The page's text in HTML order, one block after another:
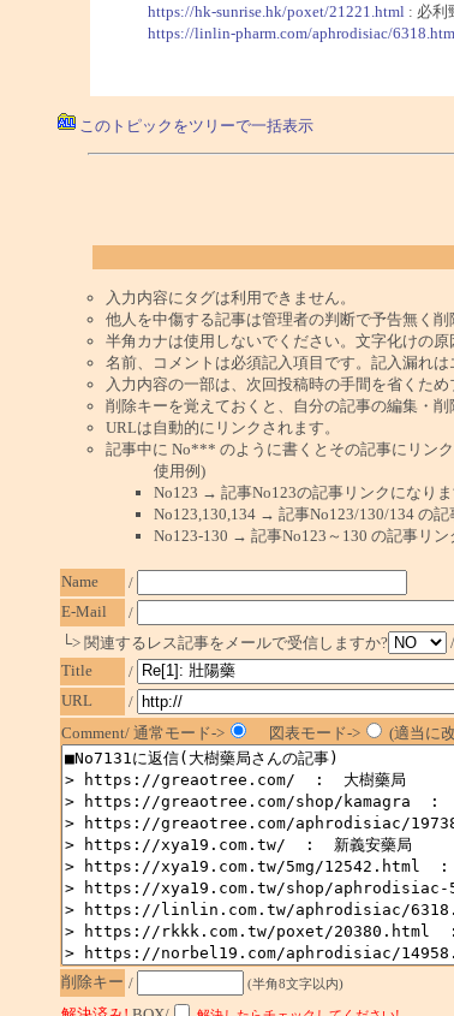
https://hk-sunrise.hk/poxet/21221.html : 必利
https://linlin-pharm.com/aphrodisiac/
このトピックをツリーで一括表示
入力内容にタグは利用できません。
他人を中傷する記事は管理者の判断で予告無く削
半角カナは使用しないでください。文字化けの原
名前、コメントは必須記入項目です。記入漏れは
入力内容の一部は、次回投稿時の手間を省くため
削除キーを覚えておくと、自分の記事の編集・削
URLは自動的にリンクされます。
記事中に No*** のように書くとその記事にリン
使用例)
No123 → 記事No123の記事リンクになりま
No123,130,134 → 記事No123/130/134 の記
No123-130 → 記事No123～130 の記事リン
Name
/
E-Mail
/
└> 関連するレス記事をメールで受信しますか?
Title
/
URL
/
Comment/ 通常モード->
図表モード-> (適当に
削除キー / (半角8文字以内)